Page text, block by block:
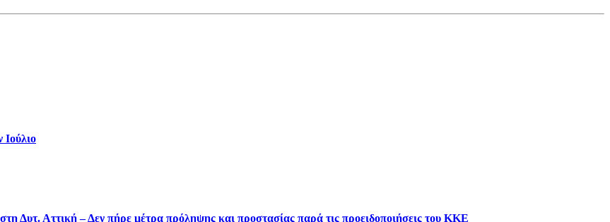
Δυτ. Αττική – Δεν πήρε μέτρα πρόληψης και προστασίας παρά τις προειδοποιήσεις του ΚΚΕ